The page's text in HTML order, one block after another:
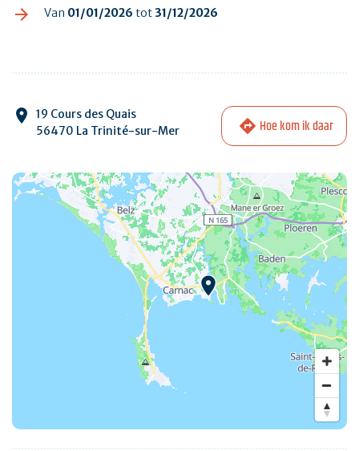
Van 01/01/2026 tot31/12/2026
19 Cours des Quais
56470 La Trinité-sur-Mer
Hoe kom ik daar